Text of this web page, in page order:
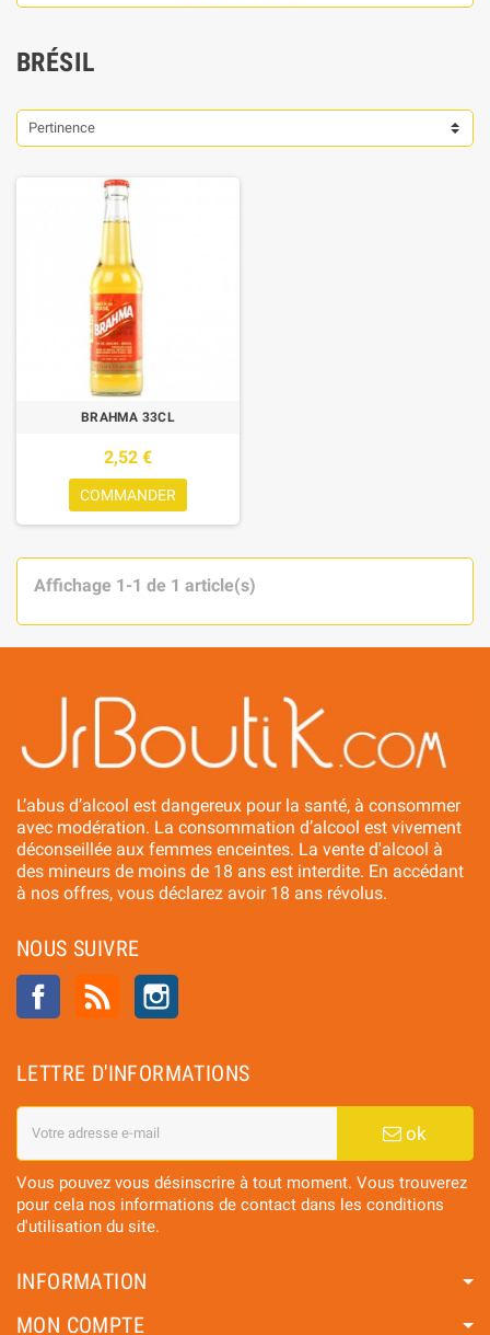
BRÉSIL
Pertinence
BRAHMA 33CL
2,52 €
COMMANDER
Affichage 1-1 de 1 article(s)
L’abus d’alcool est dangereux pour la santé, à consommer
avec modération. La consommation d’alcool est vivement
déconseillée aux femmes enceintes. La vente d'alcool à
des mineurs de moins de 18 ans est interdite. En accédant
à nos offres, vous déclarez avoir 18 ans révolus.
NOUS SUIVRE
FacebookRss
LETTRE D'INFORMATIONS
ok
Vous pouvez vous désinscrire à tout moment. Vous trouverez
pour cela nos informations de contact dans les conditions
d'utilisation du site.
INFORMATION
MON COMPTE